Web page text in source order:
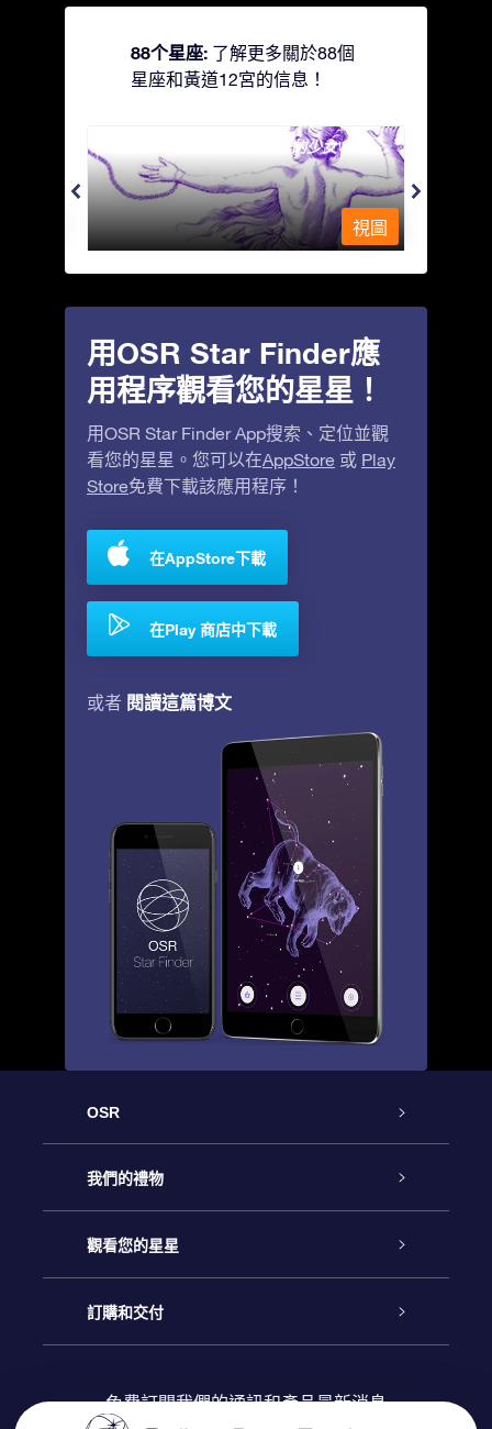
88个星座: 了解更多關於88個
星座和黃道12宮的信息！
Andromeda - 被鐵鍊鎖著的少女
視圖
用OSR Star Finder應
用程序觀看您的星星！
用OSR Star Finder App搜索、定位並觀
看您的星星。您可以在AppStore 或 Play
Store免費下載該應用程序！
在AppStore下載
在Play 商店中下載
或者 閱讀這篇博文
OSR
客戶服務
聯繫我們
博客
我們的禮物
Online Star禮物
OSR禮物包
觀看您的星星
星星注册
訂購和交付
免費訂閱我們的通訊和產品最新消息